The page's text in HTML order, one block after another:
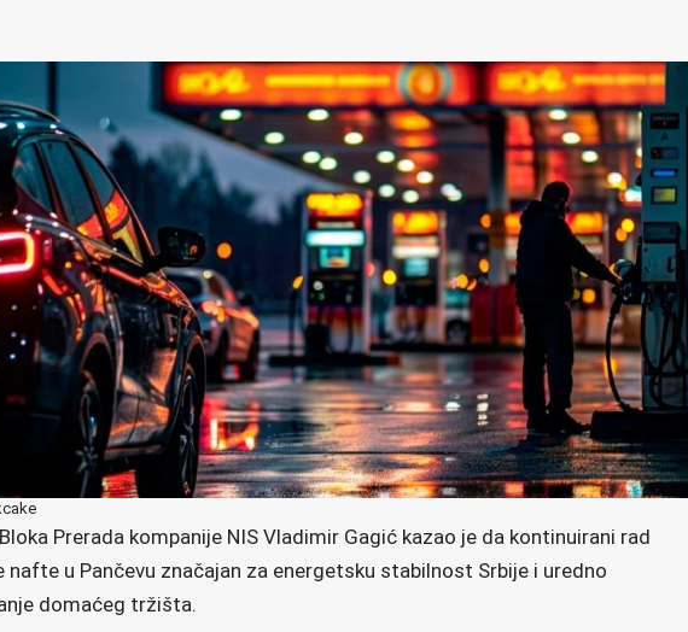
Prerada kompanije NIS Vladimir Gagić kazao je da kontinuirani rad
nafte u Pančevu značajan za energetsku stabilnost Srbije i uredno
domaćeg tržišta.